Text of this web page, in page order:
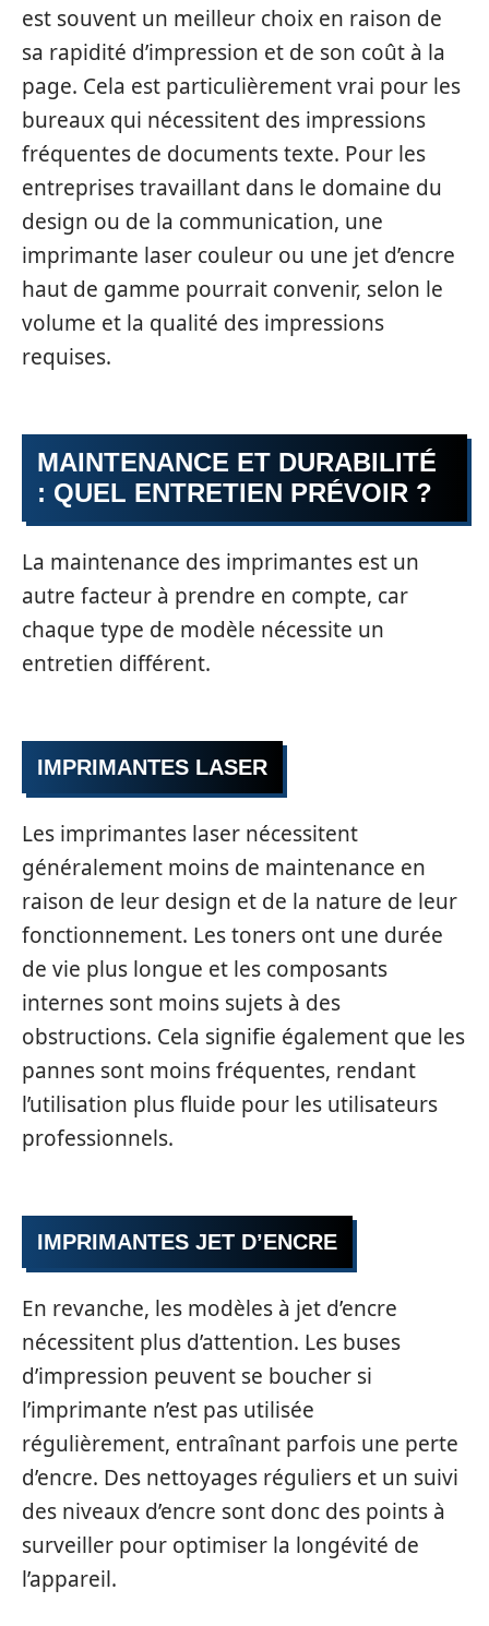
est souvent un meilleur choix en raison de
sa rapidité d’impression et de son coût à la
page. Cela est particulièrement vrai pour les
bureaux qui nécessitent des impressions
fréquentes de documents texte. Pour les
entreprises travaillant dans le domaine du
design ou de la communication, une
imprimante laser couleur ou une jet d’encre
haut de gamme pourrait convenir, selon le
volume et la qualité des impressions
requises.
MAINTENANCE ET DURABILITÉ
: QUEL ENTRETIEN PRÉVOIR ?
La maintenance des imprimantes est un
autre facteur à prendre en compte, car
chaque type de modèle nécessite un
entretien différent.
IMPRIMANTES LASER
Les imprimantes laser nécessitent
généralement moins de maintenance en
raison de leur design et de la nature de leur
fonctionnement. Les toners ont une durée
de vie plus longue et les composants
internes sont moins sujets à des
obstructions. Cela signifie également que les
pannes sont moins fréquentes, rendant
l’utilisation plus fluide pour les utilisateurs
professionnels.
IMPRIMANTES JET D’ENCRE
En revanche, les modèles à jet d’encre
nécessitent plus d’attention. Les buses
d’impression peuvent se boucher si
l’imprimante n’est pas utilisée
régulièrement, entraînant parfois une perte
d’encre. Des nettoyages réguliers et un suivi
des niveaux d’encre sont donc des points à
surveiller pour optimiser la longévité de
l’appareil.